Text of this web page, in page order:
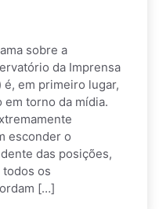
sobre a
da Imprensa
é, em primeiro lugar,
em torno da mídia.
esconder o
das posições,
todos os
[…]